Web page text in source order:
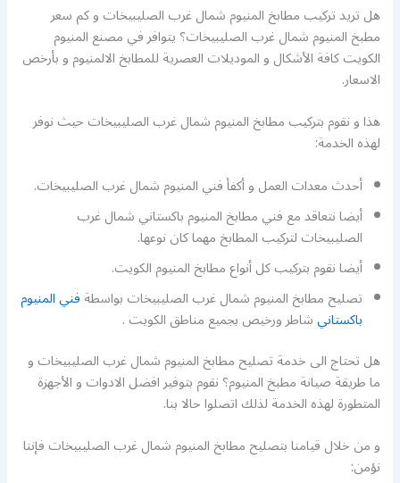
هل تريد تركيب مطابخ المنيوم شمال غرب الصليبيخات و كم سعر
مطبخ المنيوم شمال غرب الصليبيخات؟ يتوافر في مصنع المنيوم
الكويت كافة الأشكال و الموديلات العصرية للمطابخ الالمنيوم و بأرخص
الاسعار.
هذا و نقوم بتركيب مطابخ المنيوم شمال غرب الصليبيخات حيث نوفر
لهذه الخدمة:
أحدث معدات العمل و أكفأ فني المنيوم شمال غرب الصليبيخات.
أيضا نتعاقد مع فني مطابخ المنيوم باكستاني شمال غرب
الصليبيخات لتركيب المطابخ مهما كان نوعها.
أيضا نقوم بتركيب كل أنواع مطابخ المنيوم الكويت.
تصليح مطابخ المنيوم شمال غرب الصليبيخات بواسطةفني المنيوم
باكستانيشاطر ورخيص بجميع مناطق الكويت .
هل تحتاج الى خدمة تصليح مطابخ المنيوم شمال غرب الصليبيخات و
ما طريقة صيانة مطبخ المنيوم؟ نقوم بتوفير افضل الادوات و الأجهزة
المتطورة لهذه الخدمة لذلك اتصلوا حالا بنا.
و من خلال قيامنا بتصليح مطابخ المنيوم شمال غرب الصليبيخات فإننا
نؤمن: